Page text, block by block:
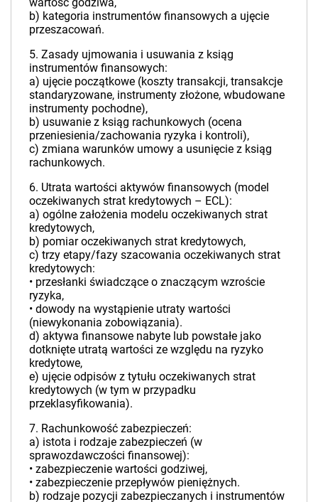
b) kategoria instrumentów finansowych a ujęcie
przeszacowań.
5. Zasady ujmowania i usuwania z ksiąg
instrumentów finansowych:
a) ujęcie początkowe (koszty transakcji, transakcje
standaryzowane, instrumenty złożone, wbudowane
instrumenty pochodne),
b) usuwanie z ksiąg rachunkowych (ocena
przeniesienia/zachowania ryzyka i kontroli),
c) zmiana warunków umowy a usunięcie z ksiąg
rachunkowych.
6. Utrata wartości aktywów finansowych (model
oczekiwanych strat kredytowych – ECL):
a) ogólne założenia modelu oczekiwanych strat
kredytowych,
b) pomiar oczekiwanych strat kredytowych,
c) trzy etapy/fazy szacowania oczekiwanych strat
kredytowych:
• przesłanki świadczące o znaczącym wzroście
ryzyka,
• dowody na wystąpienie utraty wartości
(niewykonania zobowiązania).
d) aktywa finansowe nabyte lub powstałe jako
dotknięte utratą wartości ze względu na ryzyko
kredytowe,
e) ujęcie odpisów z tytułu oczekiwanych strat
kredytowych (w tym w przypadku
przeklasyfikowania).
7. Rachunkowość zabezpieczeń:
a) istota i rodzaje zabezpieczeń (w
sprawozdawczości finansowej):
• zabezpieczenie wartości godziwej,
• zabezpieczenie przepływów pieniężnych.
b) rodzaje pozycji zabezpieczanych i instrumentów